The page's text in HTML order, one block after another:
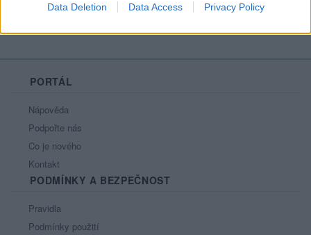
Data Deletion Data Access Privacy Policy
PORTÁL
Nápověda
Podpořte nás
Co je nového
Kontakt
PODMÍNKY A BEZPEČNOST
Pravidla
Podmínky použití